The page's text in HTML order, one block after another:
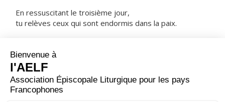
En ressuscitant le troisième jour,
tu relèves ceux qui sont endormis dans la paix.
NOTRE PÈRE
ORAISON
Que ta bienveillance nous accompagne, Seigneur,